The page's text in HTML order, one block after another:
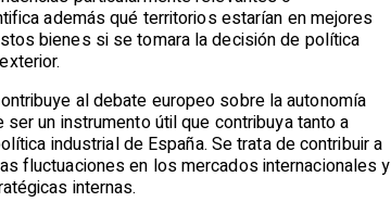
además qué territorios estarían en mejores
bienes si se tomara la decisión de política
al debate europeo sobre la autonomía
un instrumento útil que contribuya tanto a
industrial de España. Se trata de contribuir a
fluctuaciones en los mercados internacionales y
internas.